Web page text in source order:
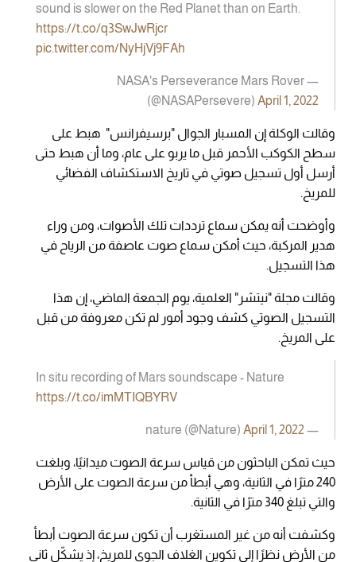
sound is slower on the Red Planet than on Earth.
https://t.co/q3SwJwRjcr
pic.twitter.com/NyHjVj9FAh
— NASA's Perseverance Mars Rover
(@NASAPersevere) April 1, 2022
وقالت الوكلة إن المسبار الجوال "برسيفرانس" هبط على
سطح الكوكب الأحمر قبل ما يربو على عام، وما أن هبط حتى
أرسل أول تسجيل صوتي في تاريخ الاستكشاف الفضائي
للمريخ.
وأوضحت أنه يمكن سماع ترددات تلك الأصوات، ومن وراء
هدير المركبة، حيث أمكن سماع صوت عاصفة من الرياح في
هذا التسجيل.
وقالت مجلة "نيتشر" العلمية، يوم الجمعة الماضي، إن هذا
التسجيل الصوتي كشف وجود أمور لم تكن معروفة من قبل
على المريخ.
In situ recording of Mars soundscape - Nature
https://t.co/imMTIQBYRV
— nature (@Nature)
April 1, 2022
حيث تمكن الباحثون من قياس سرعة الصوت ميدانيًا، وبلغت
240 مترًا في الثانية، وهي أبطأ من سرعة الصوت على الأرض
والتي تبلغ 340 مترًا في الثانية.
وكشفت أنه من غير المستغرب أن تكون سرعة الصوت أبطأ
من الأرض نظرًا إلى تكوين الغلاف الجوي للمريخ، إذ يشكّل ثاني